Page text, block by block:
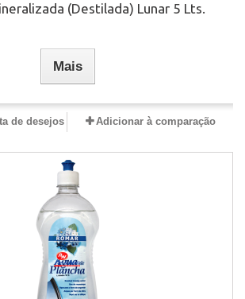
(Destilada) Lunar 5 Lts.
Mais
de desejos Adicionar à comparação